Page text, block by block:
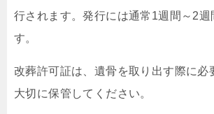
行されます。発行には通常1週間～2週
す。
改葬許可証は、遺骨を取り出す際に必
大切に保管してください。